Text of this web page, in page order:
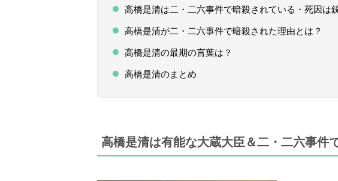
高橋是清は二・二六事件で暗殺されている・死因は
高橋是清が二・二六事件で暗殺された理由とは？
高橋是清の最期の言葉は？
高橋是清のまとめ
高橋是清は有能な大蔵大臣＆二・二六事件